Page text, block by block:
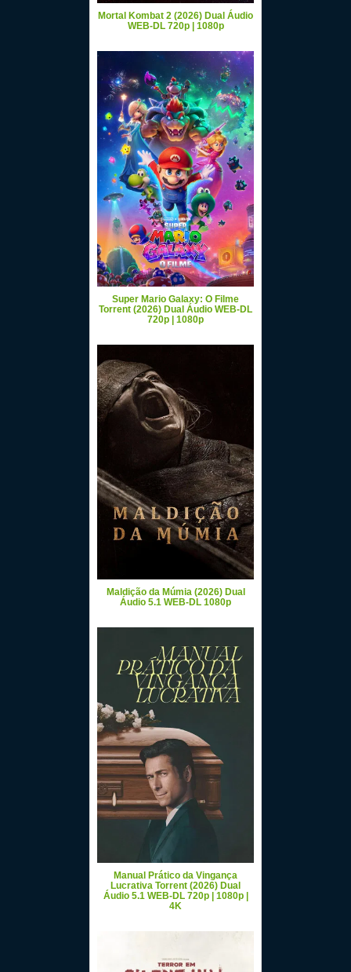
Mortal Kombat 2 (2026) Dual Áudio
WEB-DL 720p | 1080p
Super Mario Galaxy: O Filme
Torrent (2026) Dual Áudio WEB-DL
720p | 1080p
Maldição da Múmia (2026) Dual
Áudio 5.1 WEB-DL 1080p
Manual Prático da Vingança
Lucrativa Torrent (2026) Dual
Áudio 5.1 WEB-DL 720p | 1080p |
4K